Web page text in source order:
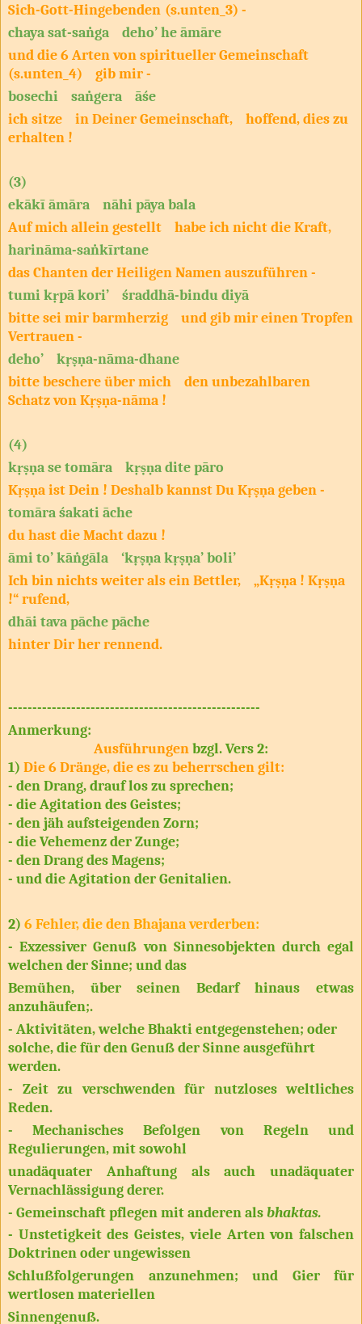
Sich-Gott-Hingebenden (s.unten_3) -
chaya sat-saṅga deho’ he āmāre
und die 6 Arten von spiritueller Gemeinschaft
(s.unten_4) gib mir -
bosechi saṅgera āśe
ich sitze in Deiner Gemeinschaft, hoffend, dies zu
erhalten !
(3)
ekākī āmāra nāhi pāya bala
Auf mich allein gestellt habe ich nicht die Kraft,
harināma-saṅkīrtane
das Chanten der Heiligen Namen auszuführen -
tumi kṛpā kori’ śraddhā-bindu diyā
bitte sei mir barmherzig und gib mir einen Tropfen
Vertrauen -
deho’ kṛṣṇa-nāma-dhane
bitte beschere über mich den unbezahlbaren
Schatz von Kṛṣṇa-nāma !
(4)
kṛṣṇa se tomāra kṛṣṇa dite pāro
Kṛṣṇa ist Dein ! Deshalb kannst Du Kṛṣṇa geben -
tomāra śakati āche
du hast die Macht dazu !
āmi to’ kāṅgāla ‘kṛṣṇa kṛṣṇa’ boli’
Ich bin nichts weiter als ein Bettler, „Kṛṣṇa ! Kṛṣṇa
!“ rufend,
dhāi tava pāche pāche
hinter Dir her rennend.
----------------------------------------------------
Anmerkung:
Ausführungenbzgl. Vers 2:
1) Die 6 Dränge, die es zu beherrschen gilt:
- den Drang, drauf los zu sprechen;
- die Agitation des Geistes;
- den jäh aufsteigenden Zorn;
- die Vehemenz der Zunge;
- den Drang des Magens;
- und die Agitation der Genitalien.
2) 6 Fehler, die den Bhajana verderben:
- Exzessiver Genuß von Sinnesobjekten durch egal
welchen der Sinne; und das
Bemühen, über seinen Bedarf hinaus etwas
anzuhäufen;.
- Aktivitäten, welche Bhakti entgegenstehen; oder
solche, die für den Genuß der Sinne ausgeführt
werden.
- Zeit zu verschwenden für nutzloses weltliches
Reden.
- Mechanisches Befolgen von Regeln und
Regulierungen, mit sowohl
unadäquater Anhaftung als auch unadäquater
Vernachlässigung derer.
- Gemeinschaft pflegen mit anderen alsbhaktas.
- Unstetigkeit des Geistes, viele Arten von falschen
Doktrinen oder ungewissen
Schlußfolgerungen anzunehmen; und Gier für
wertlosen materiellen
Sinnengenuß.